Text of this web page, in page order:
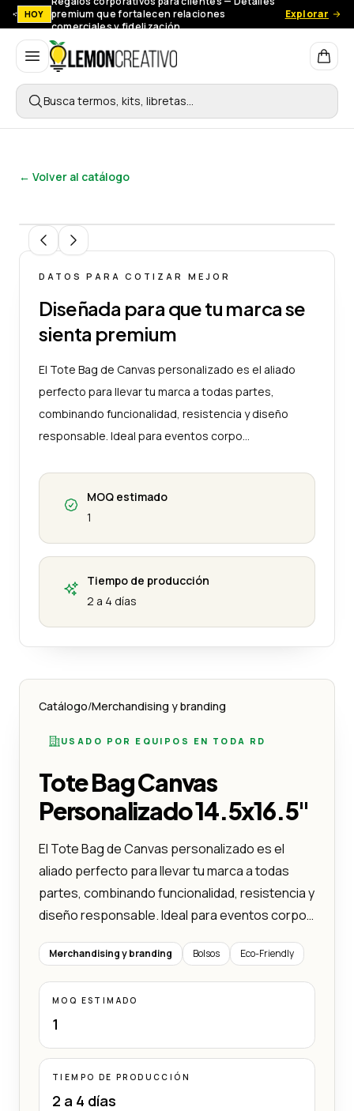
HOY
premium que fortalecen relaciones
comerciales y fidelización.
Explorar
Lemon Creativo
Busca termos, kits, libretas…
← Volver al catálogo
DATOS PARA COTIZAR MEJOR
Diseñada para que tu marca se
sienta premium
El Tote Bag de Canvas personalizado es el aliado
perfecto para llevar tu marca a todas partes,
combinando funcionalidad, resistencia y diseño
responsable. Ideal para eventos corpo…
MOQ estimado
1
Tiempo de producción
2 a 4 días
Catálogo/Merchandising y branding
USADO POR EQUIPOS EN TODA RD
Tote Bag Canvas
Personalizado 14.5x16.5"
El Tote Bag de Canvas personalizado es el
aliado perfecto para llevar tu marca a todas
partes, combinando funcionalidad, resistencia y
diseño responsable. Ideal para eventos corpo…
Merchandising y branding Bolsos Eco-Friendly
MOQ ESTIMADO
1
TIEMPO DE PRODUCCIÓN
2 a 4 días